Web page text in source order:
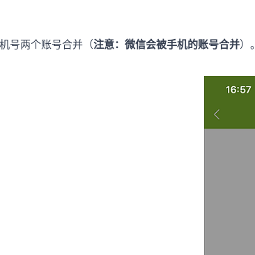
号两个账号合并（注意：微信会被手机的账号合并）。